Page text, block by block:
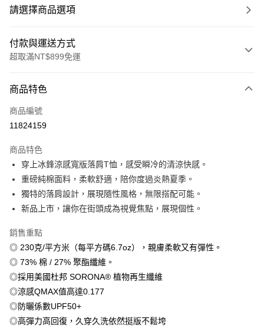
請選擇商品選項
付款與運送方式
超取滿NT$899免運
信用卡一次付款
信用卡分期付款
合作金庫商業銀行
華南商業銀行
彰化商業銀行
上海商業儲蓄銀行
台北富邦商業銀行
國泰世華商業銀行
兆豐國際商業銀行
臺灣中小企業銀行
台中商業銀行
聯邦商業銀行
元大商業銀行
永豐商業銀行
台新國際商業銀行
台灣樂天信用卡公司
6 期 0 利率 每期
華南商業銀行
彰化商業銀行
上海商業儲蓄銀行
台北富邦商業銀行
國泰世華商業銀行
兆豐國際商業銀行
匯豐（台灣）商業銀行
聯邦商業銀行
遠東國際商業銀行
元大商業銀行
玉山商業銀行
星展（台灣）商業銀行
台灣樂天信用卡公司
12 期 0 利率 每期NT$44
合作金庫商業銀行
第一商業銀行
上海商業儲蓄銀行
台北富邦商業銀行
國泰世華商業銀行
臺灣中小企業銀行
匯豐（台灣）商業銀行
華泰商業銀行
聯邦商業銀行
元大商業銀行
永豐商業銀行
玉山商業銀行
台新國際商業銀行
超商取貨付款
LINE Pay
Apple Pay
街口支付
悠遊付
Google Pay
全盈+PAY
商品特色
商品編號
11824159
商品特色
穿上冰鋒涼感寬版落肩T恤，感受瞬冷的清涼快感。
重磅純棉面料，柔軟舒適，陪你度過炎熱夏季。
獨特的落肩設計，展現隨性風格，無限搭配可能。
新品上市，讓你在街頭成為視覺焦點，展現個性。
銷售重點
◎ 230克/平方米（每平方碼6.7oz），親膚柔軟又有彈性。
◎ 73% 棉 / 27% 聚酯纖維。
◎採用美國杜邦 SORONA® 植物再生纖維
◎涼感QMAX值高達0.177
◎防曬係數UPF50+
◎高彈力高回復，久穿久洗依然挺版不鬆垮